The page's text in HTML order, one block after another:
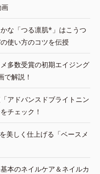
な「つる凛肌*」はこうつ
使い方のコツを伝授
多数受賞の初期エイジング
解説！
アドバンスドブライトニン
チェック！
美しく仕上げる「ベースメ
本のネイルケア＆ネイルカ